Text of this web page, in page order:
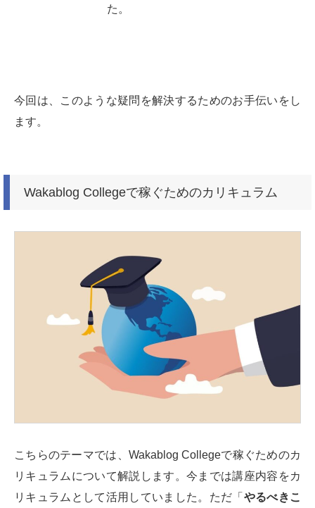
た。
今回は、このような疑問を解決するためのお手伝いをし
ます。
Wakablog Collegeで稼ぐためのカリキュラム
こちらのテーマでは、Wakablog Collegeで稼ぐためのカ
リキュラムについて解説します。今までは講座内容をカ
リキュラムとして活用していました。ただ「 やるべきこ